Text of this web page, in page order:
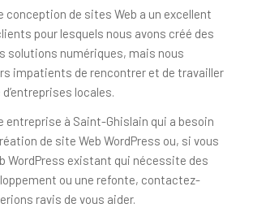
conception de sites Web a un excellent
pour lesquels nous avons créé des
solutions numériques, mais nous
impatients de rencontrer et de travailler
locales.
entreprise à Saint-Ghislain qui a besoin
de site Web WordPress ou, si vous
WordPress existant qui nécessite des
ou une refonte, contactez-
ravis de vous aider.